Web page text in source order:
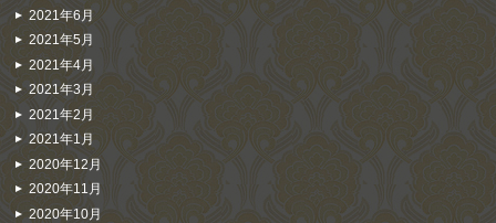
2021年6月
2021年5月
2021年4月
2021年3月
2021年2月
2021年1月
2020年12月
2020年11月
2020年10月